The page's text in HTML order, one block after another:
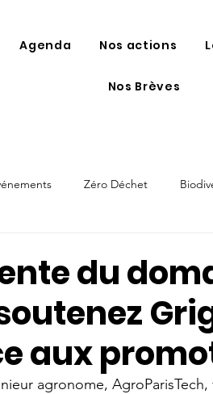
Agenda Nos actions
Nos Brèves
Zéro Déchet
du
aux
agronome,